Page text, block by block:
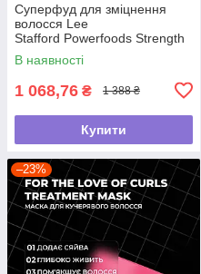
Суперфуд для зміцнення
волосся Lee
Stafford Powerfoods Strength
Treatment, 150 мл
В наявності
1 068,76 ₴ 1 388 ₴
Купити
–23%